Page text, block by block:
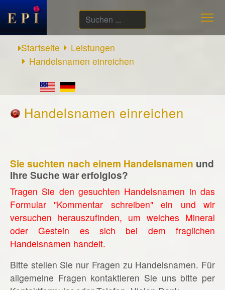
Suchen
...
Startseite
Leistungen
Handelsnamen einreichen
Handelsnamen einreichen
Sie suchten nach einem Handelsnamen und
Ihre Suche war erfolglos?
Tragen Sie den gesuchten Handelsnamen in das
Formular "Kommentar schreiben" ein und wir
versuchen herauszufinden, um welches Mineral
oder Gestein es sich bei dem fraglichen
Handelsnamen handelt.
Bitte stellen Sie nur Fragen zu Handelsnamen. Für
allgemeine Fragen kontaktieren Sie uns bitte per